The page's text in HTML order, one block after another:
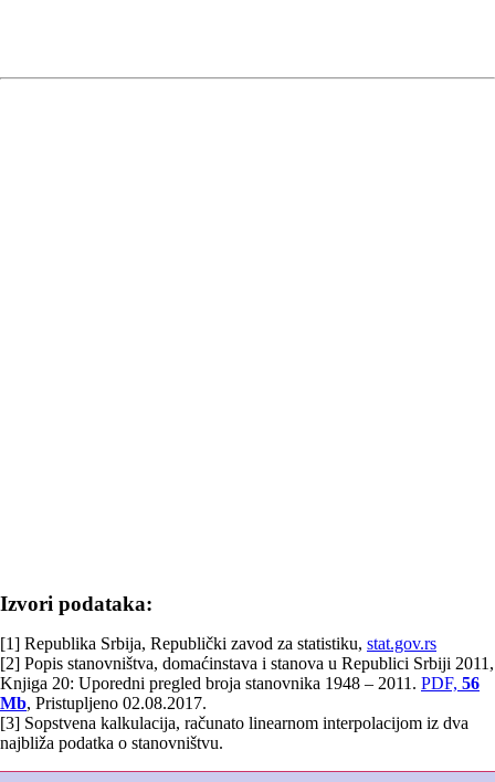
Izvori podataka:
[1] Republika Srbija, Republički zavod za statistiku, stat.gov.rs
[2] Popis stanovništva, domaćinstava i stanova u Republici Srbiji 2011,
Knjiga 20: Uporedni pregled broja stanovnika 1948 – 2011. PDF, 56
Mb, Pristupljeno 02.08.2017.
[3] Sopstvena kalkulacija, računato linearnom interpolacijom iz dva
najbliža podatka o stanovništvu.